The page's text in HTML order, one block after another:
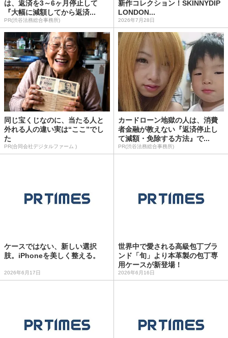
は、返済を3～6ヶ月停止して
『大幅に減額してから返済...
PR(渋谷法務総合事務所)
新作コレクション！SKINNYDIP
LONDON...
2026年7月28日
同じ宝くじなのに、当たる人と
外れる人の違い実は“ここ”でし
た
PR(合同会社デジタルファーム )
カードローン地獄の人は、消費
者金融が教えない『返済停止し
て減額・免除する方法』で...
PR(渋谷法務総合事務所)
ケースではない、新しい選択
肢。iPhoneを美しく整える。
2026年6月17日
世界中で愛される高級包丁ブラ
ンド「旬」より本革製の包丁専
用ケースが新登場！
2026年6月16日